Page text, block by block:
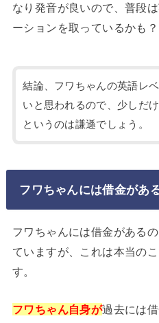
なり発音が良いので、普段
ーションを取っているかも？
結論、フワちゃんの英語レ
いと思われるので、少しだ
というのは謙遜でしょう。
フワちゃんには借金があ
フワちゃんには借金がある
ていますが、これは本当の
す。
フワちゃん自身が過去には